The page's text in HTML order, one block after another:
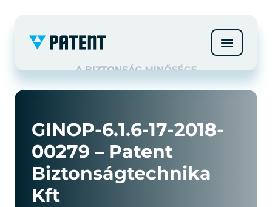
GINOP-6.1.6-17-2018-
00279 – Patent
Biztonságtechnika
Kft